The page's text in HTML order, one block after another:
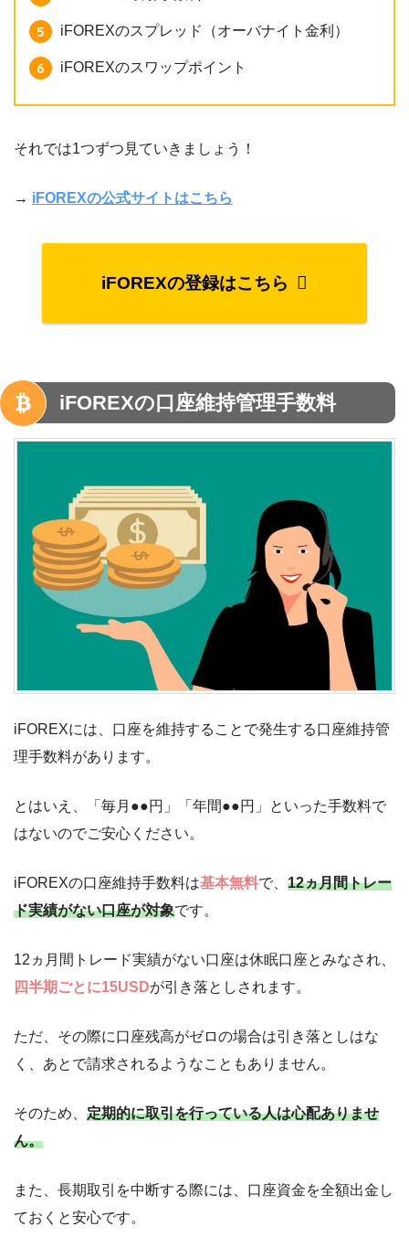
iFOREXのスプレッド（オーバナイト金利）
iFOREXのスワップポイント
それでは1つずつ見ていきましょう！
→ iFOREXの公式サイトはこちら
iFOREXの登録はこちら
iFOREXの口座維持管理手数料
iFOREXには、口座を維持することで発生する口座維持管
理手数料があります。
とはいえ、「毎月●●円」「年間●●円」といった手数料で
はないのでご安心ください。
iFOREXの口座維持手数料は基本無料で、 12ヵ月間トレー
ド実績がない口座が対象です。
12ヵ月間トレード実績がない口座は休眠口座とみなされ、
四半期ごとに15USDが引き落としされます。
ただ、その際に口座残高がゼロの場合は引き落としはな
く、あとで請求されるようなこともありません。
そのため、 定期的に取引を行っている人は心配ありませ
ん。
また、長期取引を中断する際には、口座資金を全額出金し
ておくと安心です。